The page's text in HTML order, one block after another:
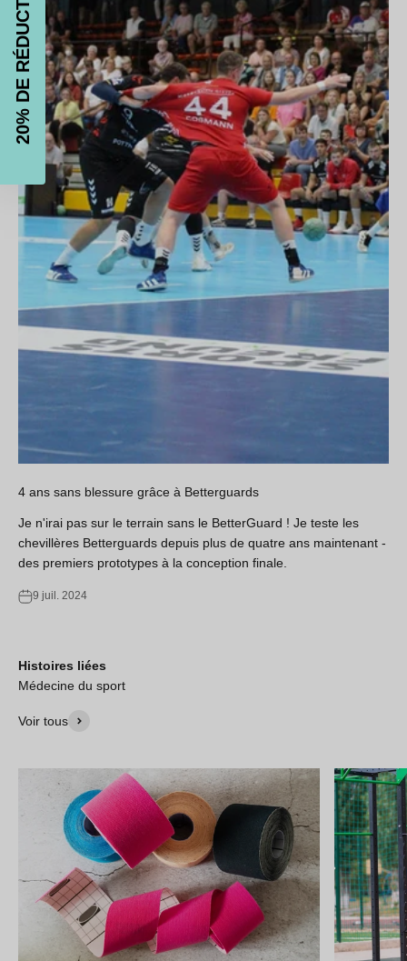
4 ans sans blessure grâce à Betterguards
Je n'irai pas sur le terrain sans le BetterGuard ! Je teste les
chevillères Betterguards depuis plus de quatre ans maintenant -
des premiers prototypes à la conception finale.
9 juil. 2024
Histoires liées
Médecine du sport
Voir tous
OBTENEZ 20% DE RÉDUCTION!
Livraison Gratuite !